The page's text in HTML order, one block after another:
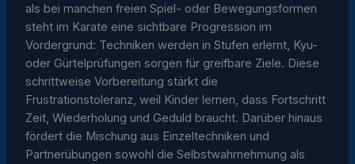
als bei manchen freien Spiel- oder Bewegungsformen
steht im Karate eine sichtbare Progression im
Vordergrund: Techniken werden in Stufen erlernt, Kyu-
oder Gürtelprüfungen sorgen für greifbare Ziele. Diese
schrittweise Vorbereitung stärkt die
Frustrationstoleranz, weil Kinder lernen, dass Fortschritt
Zeit, Wiederholung und Geduld braucht. Darüber hinaus
fördert die Mischung aus Einzeltechniken und
Partnerübungen sowohl die Selbstwahrnehmung als